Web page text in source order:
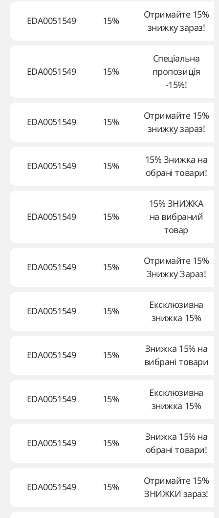
EDA0051549 15%
Отримайте 15%
знижку зараз!
EDA0051549 15%
Спеціальна
пропозиція
-15%!
EDA0051549 15%
Отримайте 15%
знижку зараз!
EDA0051549 15%
15% Знижка на
обрані товари!
EDA0051549 15%
15% ЗНИЖКА
на вибраний
товар
EDA0051549 15%
Отримайте 15%
Знижку Зараз!
EDA0051549 15%
Ексклюзивна
знижка 15%
EDA0051549 15%
Знижка 15% на
вибрані товари
EDA0051549 15%
Ексклюзивна
знижка 15%
EDA0051549 15%
Знижка 15% на
обрані товари!
EDA0051549 15%
Отримайте 15%
ЗНИЖКИ зараз!